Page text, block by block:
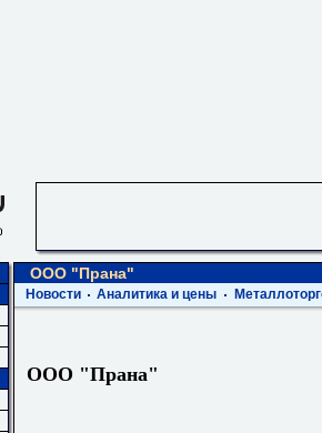
ООО "Прана"
Новости Аналитика и цены
ООО "Прана"